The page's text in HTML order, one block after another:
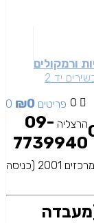
ורמקולים
יד 2
0 0 פריטים ₪0
הרצליה 09-
7739940
משכית 35, מרכזים 2001 (כניסה
שלוחה 1 (מעבדה